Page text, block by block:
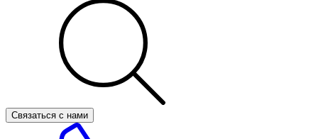
Связаться с нами